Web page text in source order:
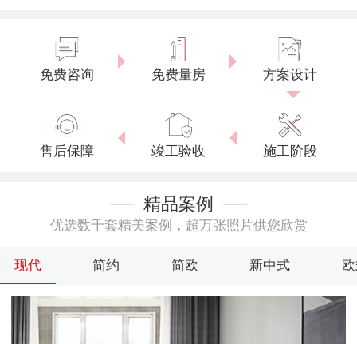
免费咨询 免费量房 方案设计
售后保障 竣工验收 施工阶段
精品案例
优选数千套精美案例，超万张照片供您欣赏
现代 简约 简欧 新中式